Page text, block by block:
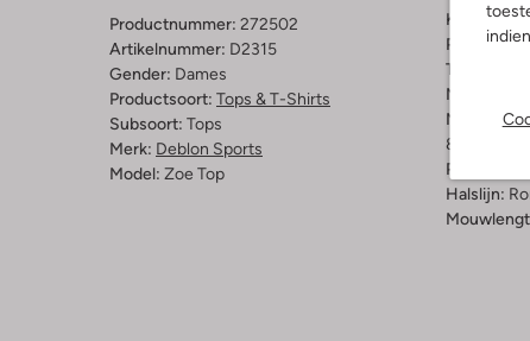
Productnummer: 272502
Artikelnummer: D2315
Gender: Dames
Productsoort: Tops & T-Shirts
Subsoort: Tops
Merk: Deblon Sports
Model: Zoe Top
Kleur:
Patroon:
Trends:
Materiaal:
84%
Pasvorm:
Halslijn: